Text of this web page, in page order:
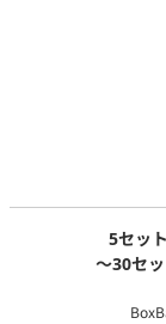
5セット
～30セ